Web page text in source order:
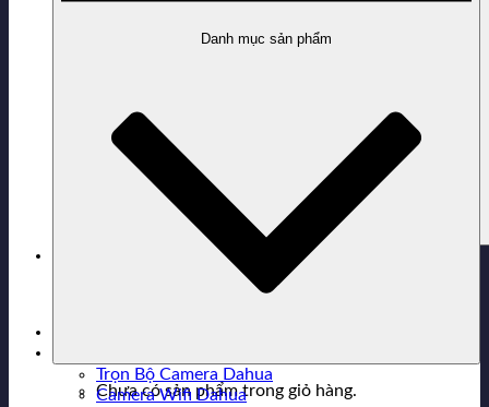
Chưa có sản phẩm trong giỏ hàng.
Danh mục sản phẩm
Trọn Bộ Camera Dahua
Camera Wifi Dahua